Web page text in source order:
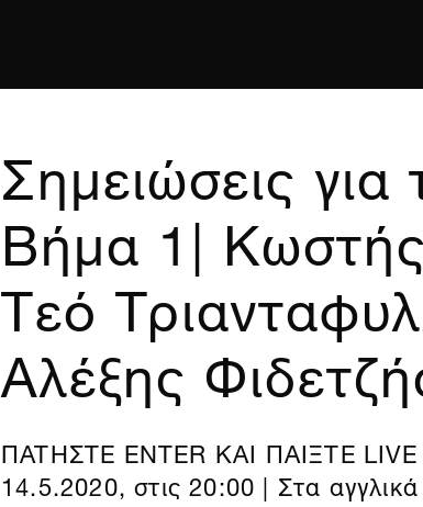
Σημειώσεις
Βήμα 1|
Τεό
Αλέξης
ΠΑΤΗΣΤΕ ENTER ΚΑΙ ΠΑΙΞΤΕ
14.5.2020, στις 20:00 | Στα αγγλικά